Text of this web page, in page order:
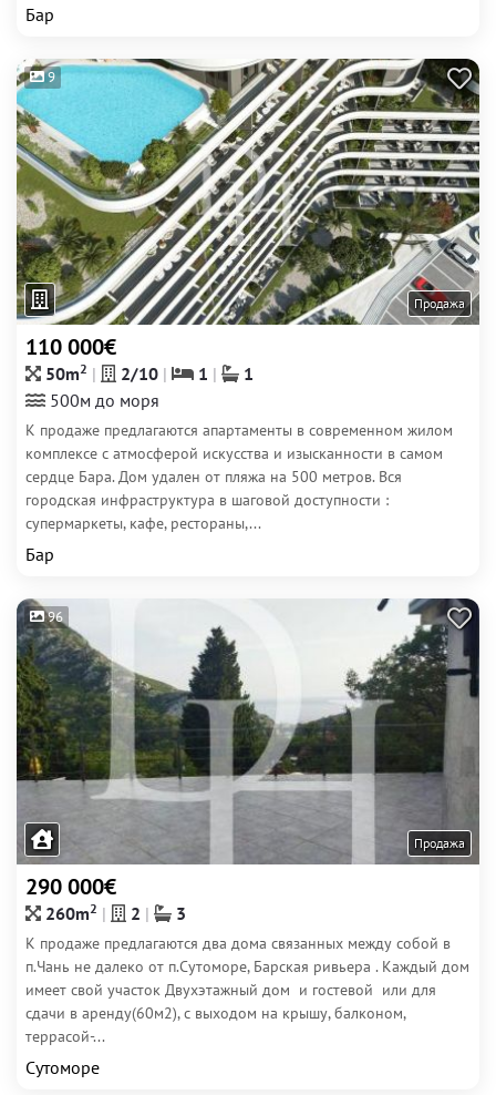
Бар
9
Продажа
110 000€
50m2 2/10 1
1
500м до моря
К продаже предлагаются апартаменты в современном жилом
комплексе с атмосферой искусства и изысканности в самом
сердце Бара. Дом удален от пляжа на 500 метров. Вся
городская инфраструктура в шаговой доступности :
супермаркеты, кафе, рестораны,...
Бар
96
Продажа
290 000€
260m2 2 3
К продаже предлагаются два дома связанных между собой в
п.Чань не далеко от п.Сутоморе, Барская ривьера . Каждый дом
имеет свой участок Двухэтажный дом и гостевой или для
сдачи в аренду(60м2), с выходом на крышу, балконом,
террасой-...
Сутоморе